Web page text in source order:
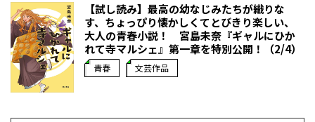
【試し読み】最高の幼なじみたちが織りな
す、ちょっぴり懐かしくてとびきり楽しい、
大人の青春小説！ 宮島未奈『ギャルにひか
れて寺マルシェ』第一章を特別公開！（2/4）
青春 文芸作品